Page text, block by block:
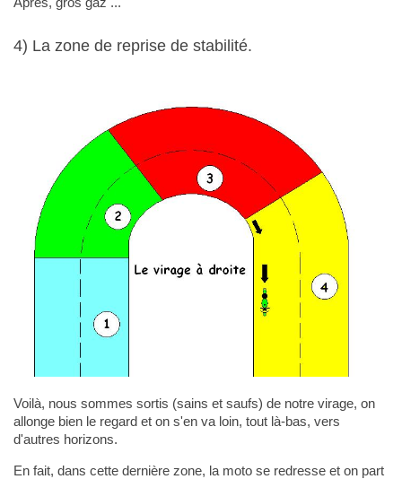
4) La zone de reprise de stabilité.
Voilà, nous sommes sortis (sains et saufs) de notre virage, on
allonge bien le regard et on s'en va loin, tout là-bas, vers
d'autres horizons.
En fait, dans cette dernière zone, la moto se redresse et on part